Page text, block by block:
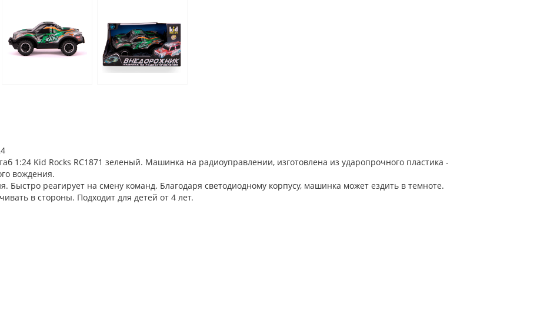
1:24 Kid Rocks RC1871 зеленый. Машинка на радиоуправлении, изготовлена из ударопрочного пластика -
вождения.
Быстро реагирует на смену команд. Благодаря светодиодному корпусу, машинка может ездить в темноте.
в стороны. Подходит для детей от 4 лет.